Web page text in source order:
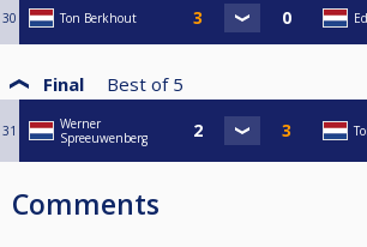
30 Ton Berkhout
Final Best of 5
31
Werner
Spreeuwenberg
Comments